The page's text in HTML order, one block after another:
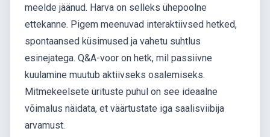
meelde jäänud. Harva on selleks ühepoolne
ettekanne. Pigem meenuvad interaktiivsed hetked,
spontaansed küsimused ja vahetu suhtlus
esinejatega. Q&A-voor on hetk, mil passiivne
kuulamine muutub aktiivseks osalemiseks.
Mitmekeelsete ürituste puhul on see ideaalne
võimalus näidata, et väärtustate iga saalisviibija
arvamust.